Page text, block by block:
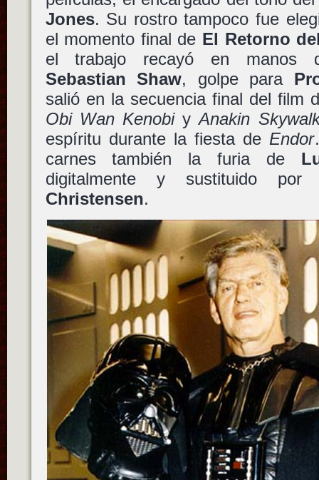
Jones. Su rostro tampoco fue
el momento final de El Retorno
el trabajo recayó en manos
Sebastian Shaw, golpe para
salió en la secuencia final del film
Obi Wan KenobiyAnakin
espíritu durante la fiesta de Endor
carnes también la furia de
digitalmente y sustituido
Christensen.